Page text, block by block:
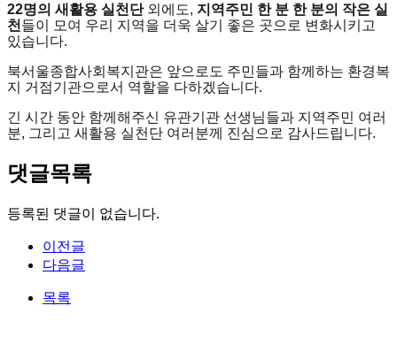
22명의 새활용 실천단외에도, 지역주민 한 분 한 분의 작은 실
천 들이 모여 우리 지역을 더욱 살기 좋은 곳으로 변화시키고
있습니다.
북서울종합사회복지관은 앞으로도 주민들과 함께하는 환경복
지 거점기관으로서 역할을 다하겠습니다.
긴 시간 동안 함께해주신 유관기관 선생님들과 지역주민 여러
분, 그리고 새활용 실천단 여러분께 진심으로 감사드립니다.
댓글목록
등록된 댓글이 없습니다.
이전글
다음글
목록